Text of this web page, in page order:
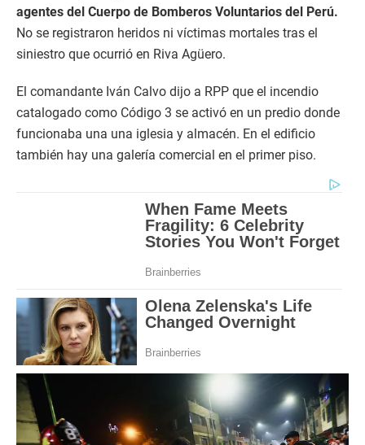
agentes del Cuerpo de Bomberos Voluntarios del Perú.
No se registraron heridos ni víctimas mortales tras el
siniestro que ocurrió en Riva Agüero.
El comandante Iván Calvo dijo a RPP que el incendio
catalogado como Código 3 se activó en un predio donde
funcionaba una una iglesia y almacén. En el edificio
también hay una galería comercial en el primer piso.